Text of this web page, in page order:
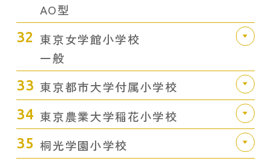
AO型
32 東京女学館小学校
一般
33 東京都市大学付属小学校
34 東京農業大学稲花小学校
35 桐光学園小学校